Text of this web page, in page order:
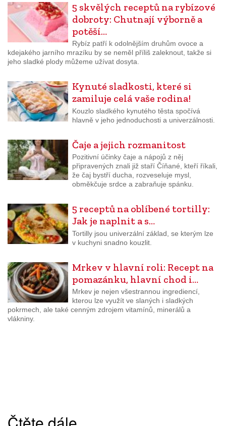
5 skvělých receptů na rybízové
dobroty: Chutnají výborně a
potěší…
Rybíz patří k odolnějším druhům ovoce a
kdejakého jarního mrazíku by se neměl příliš zaleknout, takže si
jeho sladké plody můžeme užívat dosyta.
Kynuté sladkosti, které si
zamiluje celá vaše rodina!
Kouzlo sladkého kynutého těsta spočívá
hlavně v jeho jednoduchosti a univerzálnosti.
Čaje a jejich rozmanitost
Pozitivní účinky čaje a nápojů z něj
připravených znali již staří Číňané, kteří říkali,
že čaj bystří ducha, rozveseluje mysl,
obměkčuje srdce a zabraňuje spánku.
5 receptů na oblíbené tortilly:
Jak je naplnit a s…
Tortilly jsou univerzální základ, se kterým lze
v kuchyni snadno kouzlit.
Mrkev v hlavní roli: Recept na
pomazánku, hlavní chod i…
Mrkev je nejen všestrannou ingrediencí,
kterou lze využít ve slaných i sladkých
pokrmech, ale také cenným zdrojem vitamínů, minerálů a
vlákniny.